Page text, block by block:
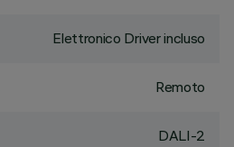
Elettronico Driver incluso
Remoto
DALI-2